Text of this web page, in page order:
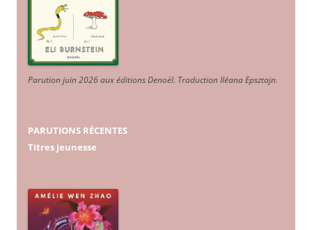
Parution juin 2026 aux éditions Denoël. Traduction Iléana Epsztajn.
PARUTIONS RÉCENTES
Titres jeunesse